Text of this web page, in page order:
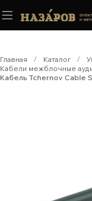
Главная / Каталог /
Кабели межблочные
Кабель Tchernov Cable